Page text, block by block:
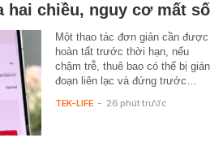
hai chiều, nguy cơ mất số
Một thao tác đơn giản cần được
hoàn tất trước thời hạn, nếu
chậm trễ, thuê bao có thể bị gián
đoạn liên lạc và đứng trước…
TEK-LIFE - 26 phút trước